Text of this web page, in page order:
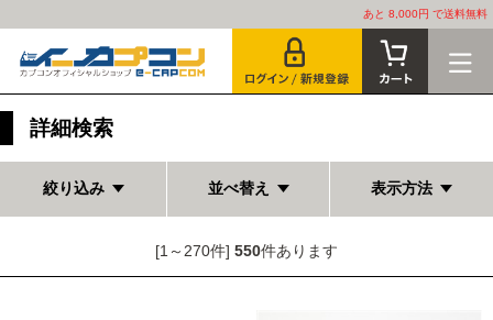
あと 8,000円 で送料無料
詳細検索
絞り込み 並べ替え 表示方法
[1～270件] 550件あります